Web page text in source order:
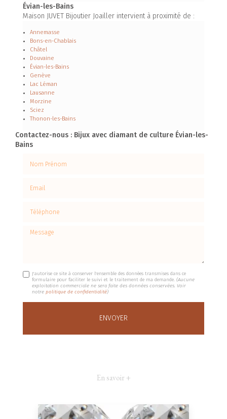
Évian-les-Bains
Maison JUVET Bijoutier Joailler intervient à proximité de :
Annemasse
Bons-en-Chablais
Châtel
Douvaine
Évian-les-Bains
Genève
Lac Léman
Lausanne
Morzine
Sciez
Thonon-les-Bains
Contactez-nous : Bijux avec diamant de culture Évian-les-
Bains
Message
J'autorise ce site à conserver l'ensemble des données transmises dans ce
formulaire pour faciliter le suivi et le traitement de ma demande.(Aucune
exploitation commerciale ne sera faite des données conservées. Voir
notrepolitique de confidentialité)
En savoir +